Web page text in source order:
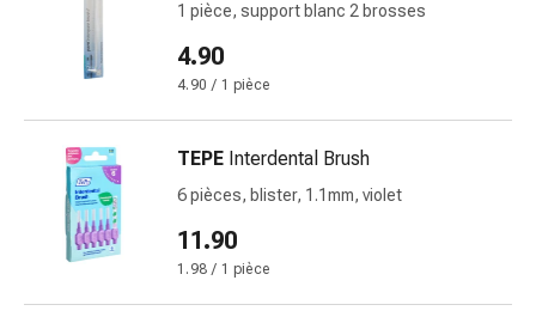
Rhume
Soins
des
des
brûlures
élastiques
Compresses
Pansements
1 pièce, support blanc 2 brosses
4.90
4.90 / 1 pièce
TEPE Interdental Brush
6 pièces, blister, 1.1mm, violet
11.90
1.98 / 1 pièce